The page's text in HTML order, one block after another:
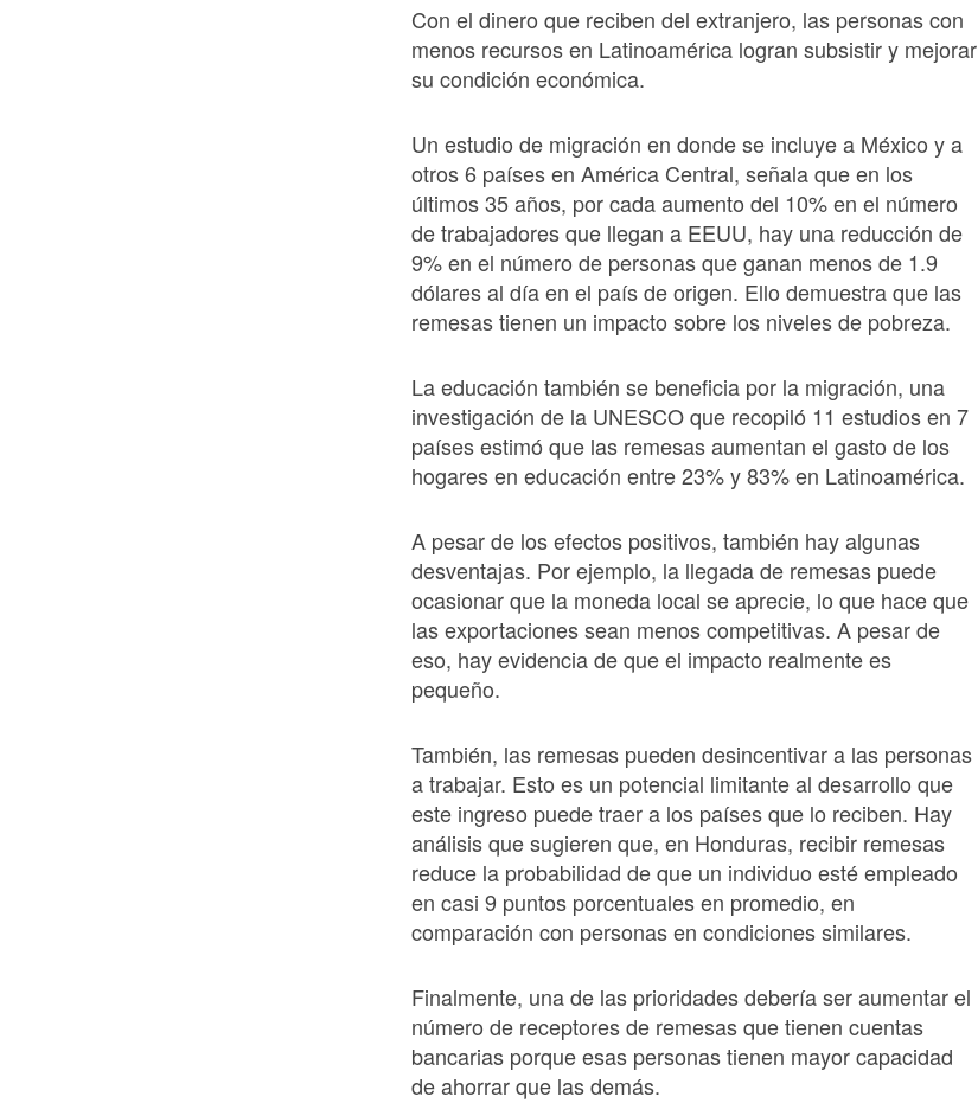
Con el dinero que reciben del extranjero, las personas con
menos recursos en Latinoamérica logran subsistir y mejorar
su condición económica.
Un estudio de migración en donde se incluye a México y a
otros 6 países en América Central, señala que en los
últimos 35 años, por cada aumento del 10% en el número
de trabajadores que llegan a EEUU, hay una reducción de
9% en el número de personas que ganan menos de 1.9
dólares al día en el país de origen. Ello demuestra que las
remesas tienen un impacto sobre los niveles de pobreza.
La educación también se beneficia por la migración, una
investigación de la UNESCO que recopiló 11 estudios en 7
países estimó que las remesas aumentan el gasto de los
hogares en educación entre 23% y 83% en Latinoamérica.
A pesar de los efectos positivos, también hay algunas
desventajas. Por ejemplo, la llegada de remesas puede
ocasionar que la moneda local se aprecie, lo que hace que
las exportaciones sean menos competitivas. A pesar de
eso, hay evidencia de que el impacto realmente es
pequeño.
También, las remesas pueden desincentivar a las personas
a trabajar. Esto es un potencial limitante al desarrollo que
este ingreso puede traer a los países que lo reciben. Hay
análisis que sugieren que, en Honduras, recibir remesas
reduce la probabilidad de que un individuo esté empleado
en casi 9 puntos porcentuales en promedio, en
comparación con personas en condiciones similares.
Finalmente, una de las prioridades debería ser aumentar el
número de receptores de remesas que tienen cuentas
bancarias porque esas personas tienen mayor capacidad
de ahorrar que las demás.